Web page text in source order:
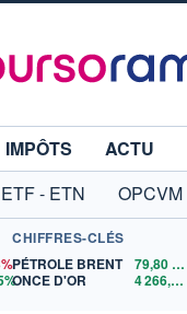
IMPÔTS ACTU
ETF - ETN OPCVM
CHIFFRES-CLÉS
PÉTROLE BRENT
79,80
ONCE D'OR
4 266,20